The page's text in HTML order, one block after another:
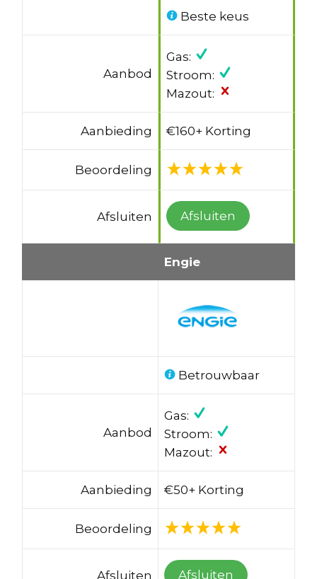
Beste keus
Aanbod
Gas:
Stroom:
Mazout:
Aanbieding €160+ Korting
Beoordeling
Afsluiten Afsluiten
Engie
Betrouwbaar
Aanbod
Gas:
Stroom:
Mazout:
Aanbieding €50+ Korting
Beoordeling
Afsluiten Afsluiten